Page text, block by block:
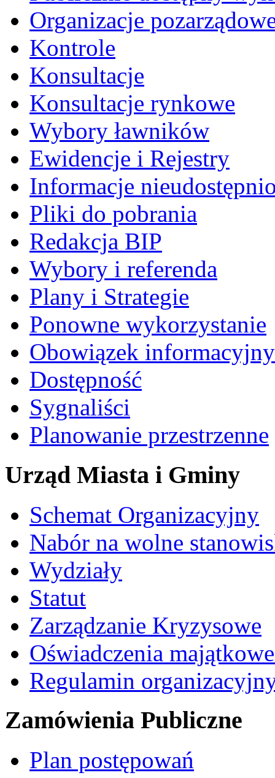
Organizacje
Kontrole
Konsultacje
Konsultacje rynkowe
Wybory ławników
Ewidencje i Rejestry
Informacje
Pliki do pobrania
Redakcja BIP
Wybory i referenda
Plany i Strategie
Ponowne wykorzystanie
Obowiązek informacyjny
Dostępność
Sygnaliści
Planowanie przestrzenne
Urząd Miasta i Gminy
Schemat Organizacyjny
Nabór na wolne
Wydziały
Statut
Zarządzanie Kryzysowe
Oświadczenia
Regulamin
Zamówienia Publiczne
Plan postępowań